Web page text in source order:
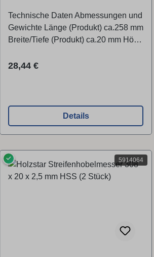
Technische Daten Abmessungen und
Gewichte Länge (Produkt) ca.258 mm
Breite/Tiefe (Produkt) ca.20 mm Höhe
Regulärer Preis:
28,44 €
Details
5914064
✓